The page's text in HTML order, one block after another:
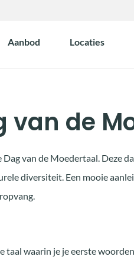
Aanbod Locaties
van de
van de Moedertaal. Deze
diversiteit. Een mooie
taal waarin je je eerste